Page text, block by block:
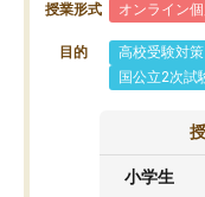
授業形式 オンライン
目的 高校受験対策
国公立2次試
小学生